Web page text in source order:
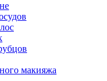
макияжа